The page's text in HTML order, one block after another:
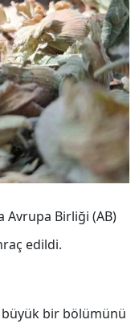
Avrupa Birliği (AB)
edildi.
büyük bir bölümünü